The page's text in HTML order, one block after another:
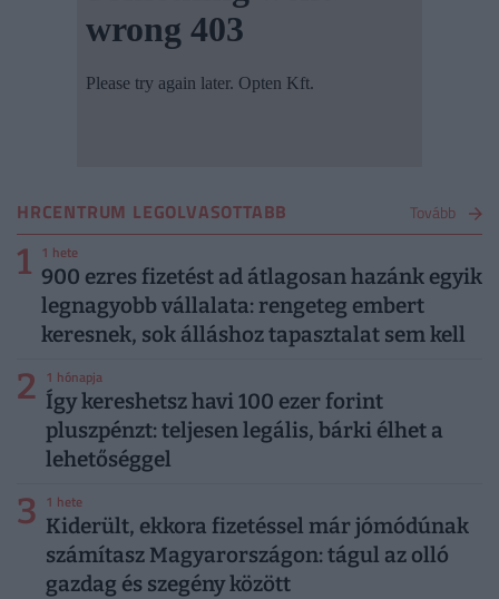
HRCENTRUM LEGOLVASOTTABB Tovább
1 1 hete
900 ezres fizetést ad átlagosan hazánk egyik
legnagyobb vállalata: rengeteg embert
keresnek, sok álláshoz tapasztalat sem kell
2 1 hónapja
Így kereshetsz havi 100 ezer forint
pluszpénzt: teljesen legális, bárki élhet a
lehetőséggel
3 1 hete
Kiderült, ekkora fizetéssel már jómódúnak
számítasz Magyarországon: tágul az olló
gazdag és szegény között